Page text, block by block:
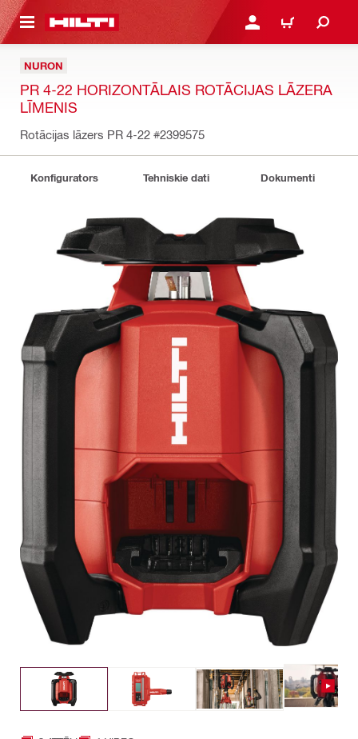
SATURU PIESLĒGTIES VAI
IEPIRKŠANĀS
NURON
PR 4-22 HORIZONTĀLAIS ROTĀCIJAS LĀZERA
LĪMENIS
Rotācijas lāzers PR 4-22 #2399575
Konfigurators Tehniskie dati Dokumenti